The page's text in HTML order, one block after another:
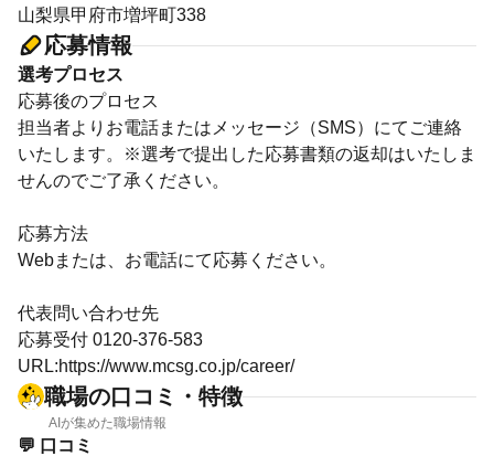
山梨県甲府市増坪町338
応募情報
選考プロセス
応募後のプロセス
担当者よりお電話またはメッセージ（SMS）にてご連絡
いたします。※選考で提出した応募書類の返却はいたしま
せんのでご了承ください。
応募方法
Webまたは、お電話にて応募ください。
代表問い合わせ先
応募受付 0120-376-583
URL:https://www.mcsg.co.jp/career/
職場の口コミ・特徴
AIが集めた職場情報
💬 口コミ